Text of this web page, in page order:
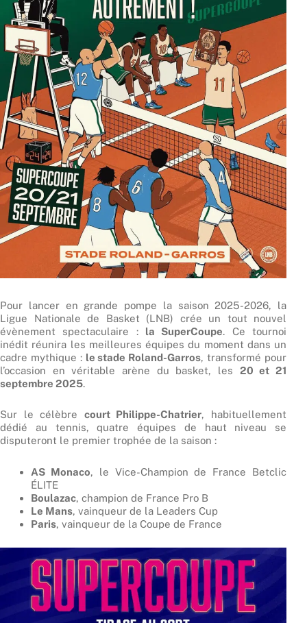
Pour lancer en grande pompe la saison 2025-2026, la
Ligue Nationale de Basket (LNB) crée un tout nouvel
évènement spectaculaire : la SuperCoupe. Ce tournoi
inédit réunira les meilleures équipes du moment dans un
cadre mythique : le stade Roland-Garros, transformé pour
l’occasion en véritable arène du basket, les 20 et 21
septembre 2025.
Sur le célèbre court Philippe-Chatrier, habituellement
dédié au tennis, quatre équipes de haut niveau se
disputeront le premier trophée de la saison :
AS Monaco, le Vice-Champion de France Betclic
ÉLITE
Boulazac, champion de France Pro B
Le Mans, vainqueur de la Leaders Cup
Paris, vainqueur de la Coupe de France